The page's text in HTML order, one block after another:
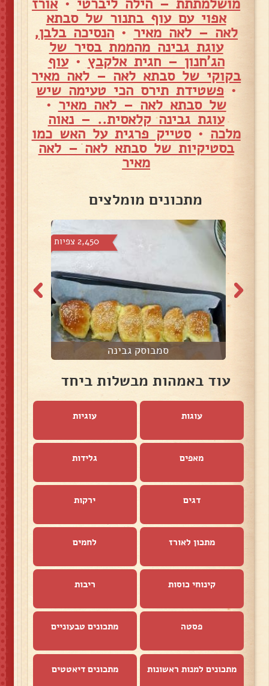
אפוי עם עוף בתנור של סבתא
לאה – לאה מאיר • הנסיכה בלבן,
עוגת גבינה מהממת בסיר של
הג'חנון – חגית אלקבץ •עוף
בקוקי של סבתא לאה – לאה מאיר
• פשטידת תירס הכי טעימה שיש
של סבתא לאה – לאה מאיר •
עוגת גבינה קלאסית.. – נאוה
מלכה •סטייק פרגית על האש כמו
בסטיקיות של סבתא לאה – לאה
מאיר
מתכונים מומלצים
2,450 צפיות
סמבוסק גבינה
עוד באמהות מבשלות ביחד
עוגות עוגיות
מאפים גלידות
דגים ירקות
מתכון לאורז לחמים
קינוחי כוסות ריבות
פסטה מתכונים טבעוניים
מתכונים למנות ראשונות מתכונים דיאטטים